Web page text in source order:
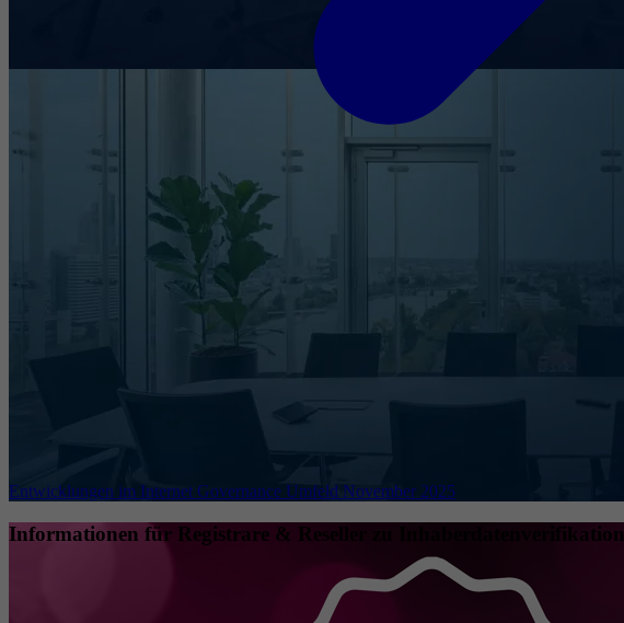
Entwicklungen im Internet Governance Umfeld November 2025
Informationen für Registrare & Reseller zu Inhaberdatenverifikation